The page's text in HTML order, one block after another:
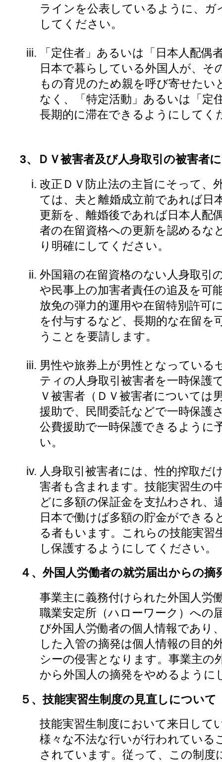
ラインを公表しているように、
してください。
「定住者」あるいは「日本人配偶
日本で暮らしている外国人が、そ
もの育児のため親を呼び寄せたい
なく、「特定活動」あるいは「定
長期的に滞在できるようにしてく
3、ＤＶ被害者及び人身取引の被害者
改正ＤＶ防止法の主旨にそって、
ては、夫と離婚成立前であれば日
更新を、離婚後であれば日本人配
者の在留資格への更新を認めるな
り明確にしてください。
外国籍の在留資格のない人身取引
や民事上の加害者責任の追及を可
放免の弾力的運用や在留特別許可
を付与するなど、長期的な在留を
うことを要請します。
男性や旅券上が男性となっている
ティの人身取引被害者を一時保護
Ｖ被害者（ＤＶ被害者については
援助で、民間委託などで一時保護
公費援助で一時保護できるように
い。
人身取引被害者には、性的搾取だ
害者も含まれます。技能実習生の
どに多額の保証金を支払わされ、
日本で働けば多額の貯金ができる
る者もいます。これらの技能実習
し保護するようにしてください。
４、外国人労働者の就労届出からの摘
事業主に義務付けられた外国人労
職業安定所（ハローワーク）への
び外国人労働者の個人情報であり
した入管の摘発は個人情報の目的
シーの侵害となります。事業主の
から外国人の摘発をやめるように
５、技能実習生制度の見直しについて
技能実習生制度において来日して
様々な不法な行いが行われている
されています。従って、この制度